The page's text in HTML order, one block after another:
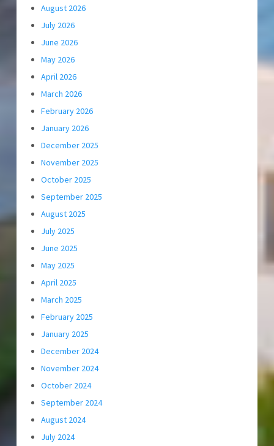
August 2026
July 2026
June 2026
May 2026
April 2026
March 2026
February 2026
January 2026
December 2025
November 2025
October 2025
September 2025
August 2025
July 2025
June 2025
May 2025
April 2025
March 2025
February 2025
January 2025
December 2024
November 2024
October 2024
September 2024
August 2024
July 2024